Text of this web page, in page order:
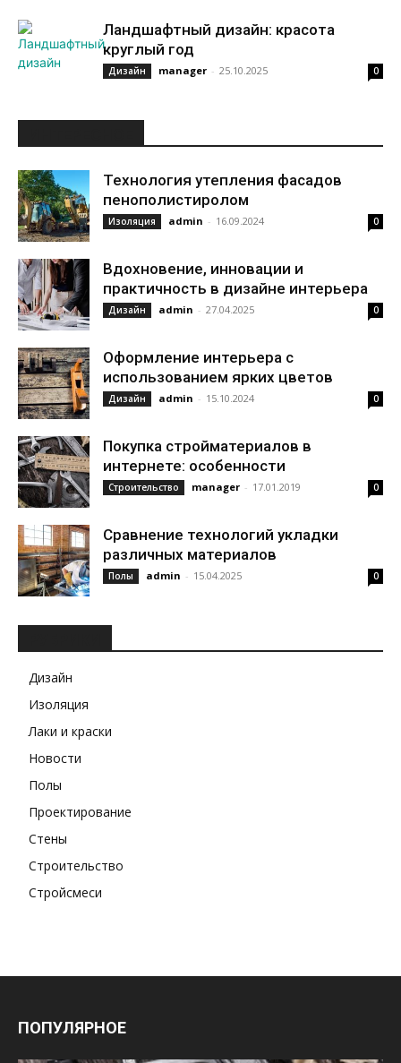
Ландшафтный дизайн: красота
круглый год
Дизайн manager - 25.10.2025 0
Технология утепления фасадов
пенополистиролом
Изоляция admin - 16.09.2024 0
Вдохновение, инновации и
практичность в дизайне интерьера
Дизайн admin - 27.04.2025 0
Оформление интерьера с
использованием ярких цветов
Дизайн admin - 15.10.2024 0
Покупка стройматериалов в
интернете: особенности
Строительство manager - 17.01.2019 0
Сравнение технологий укладки
различных материалов
Полы admin - 15.04.2025 0
Дизайн
Изоляция
Лаки и краски
Новости
Полы
Проектирование
Стены
Строительство
Стройсмеси
ПОПУЛЯРНОЕ